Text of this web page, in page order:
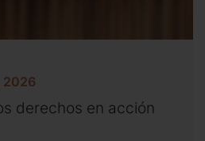
2026
derechos en acción